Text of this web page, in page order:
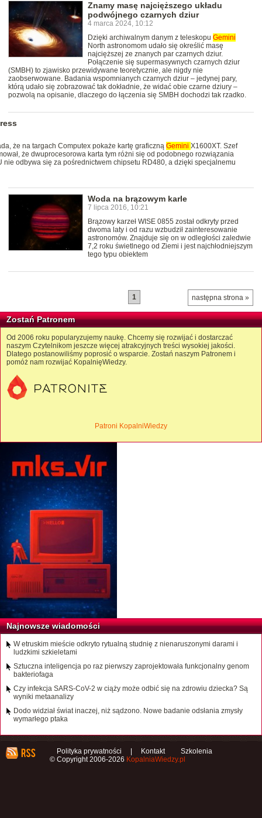
Znamy masę najcięższego układu
podwójnego czarnych dziur
4 marca 2024, 10:12
Dzięki archiwalnym danym z teleskopu Gemini
North astronomom udało się określić masę
najcięższej ze znanych par czarnych dziur.
Połączenie się supermasywnych czarnych dziur
(SMBH) to zjawisko przewidywane teoretycznie, ale nigdy nie
zaobserwowane. Badania wspomnianych czarnych dziur – jedynej pary,
którą udało się zobrazować tak dokładnie, że widać obie czarne dziury –
pozwolą na opisanie, dlaczego do łączenia się SMBH dochodzi tak rzadko.
że na targach Computex pokaże kartę graficzną Gemini X1600XT. Szef
że dwuprocesorowa karta tym różni się od podobnego rozwiązania
odbywa się za pośrednictwem chipsetu RD480, a dzięki specjalnemu
Woda na brązowym karle
7 lipca 2016, 10:21
Brązowy karzeł WISE 0855 został odkryty przed
dwoma laty i od razu wzbudził zainteresowanie
astronomów. Znajduje się on w odległości zaledwie
7,2 roku świetlnego od Ziemi i jest najchłodniejszym
tego typu obiektem
następna strona »
1
Zostań Patronem
Od 2006 roku popularyzujemy naukę. Chcemy się rozwijać i dostarczać
naszym Czytelnikom jeszcze więcej atrakcyjnych treści wysokiej jakości.
Dlatego postanowiliśmy poprosić o wsparcie. Zostań naszym Patronem i
pomóż nam rozwijać KopalnięWiedzy.
Patroni KopalniWiedzy
Najnowsze wiadomości
W etruskim mieście odkryto rytualną studnię z nienaruszonymi darami i
ludzkimi szkieletami
Sztuczna inteligencja po raz pierwszy zaprojektowała funkcjonalny genom
bakteriofaga
Czy infekcja SARS-CoV-2 w ciąży może odbić się na zdrowiu dziecka? Są
wyniki metaanalizy
Dodo widział świat inaczej, niż sądzono. Nowe badanie odsłania zmysły
wymarłego ptaka
Polityka prywatności Kontakt
Szkolenia
© Copyright 2006-2026 KopalniaWiedzy.pl